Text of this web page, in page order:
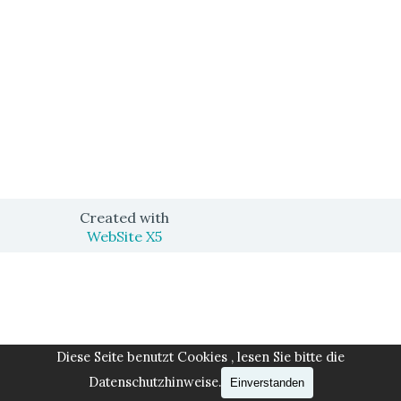
Created with
WebSite X5
Diese Seite benutzt Cookies , lesen Sie bitte die
Datenschutzhinweise.
Einverstanden